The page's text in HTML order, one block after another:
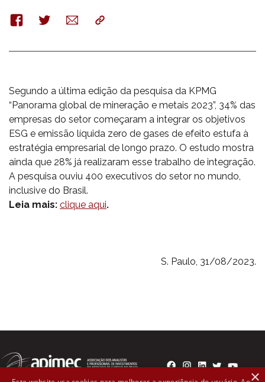
FacebookTwitterE-
mail
Copy
Segundo a última edição da pesquisa da KPMG
“Panorama global de mineração e metais 2023”, 34% das
empresas do setor começaram a integrar os objetivos
ESG e emissão líquida zero de gases de efeito estufa à
estratégia empresarial de longo prazo. O estudo mostra
ainda que 28% já realizaram esse trabalho de integração.
A pesquisa ouviu 400 executivos do setor no mundo,
inclusive do Brasil.
Leia mais: clique aqui.
S. Paulo, 31/08/2023.
×